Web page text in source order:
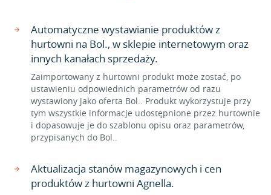
Automatyczne wystawianie produktów z
hurtowni na Bol., w sklepie internetowym oraz
innych kanałach sprzedaży.
Zaimportowany z hurtowni produkt może zostać, po
ustawieniu odpowiednich parametrów od razu
wystawiony jako oferta Bol.. Produkt wykorzystuje przy
tym wszystkie informacje udostępnione przez hurtownie
i dopasowuje je do szablonu opisu oraz parametrów,
przypisanych do Bol..
Aktualizacja stanów magazynowych i cen
produktów z hurtowni Agnella.